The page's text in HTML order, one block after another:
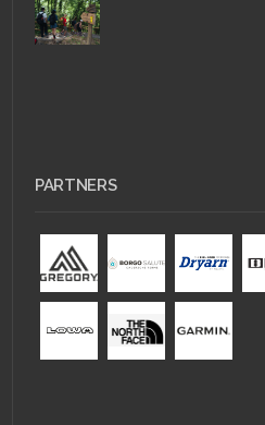
PARTNERS